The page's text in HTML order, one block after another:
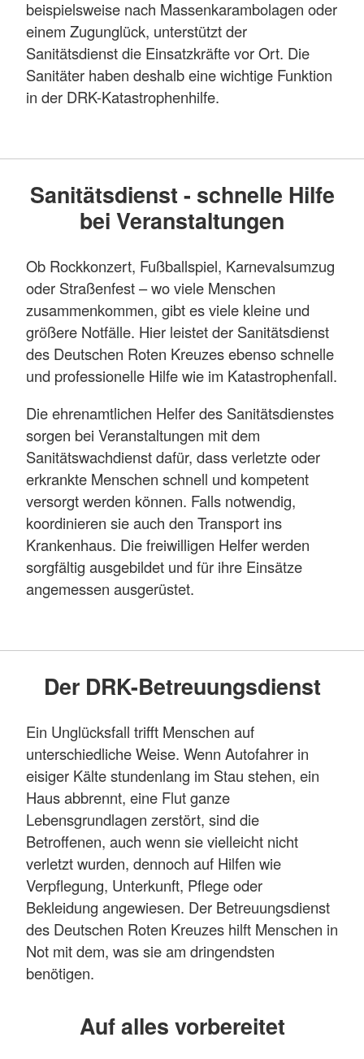
beispielsweise nach Massenkarambolagen oder
einem Zugunglück, unterstützt der
Sanitätsdienst die Einsatzkräfte vor Ort. Die
Sanitäter haben deshalb eine wichtige Funktion
in der DRK-Katastrophenhilfe.
Sanitätsdienst - schnelle Hilfe
bei Veranstaltungen
Ob Rockkonzert, Fußballspiel, Karnevalsumzug
oder Straßenfest – wo viele Menschen
zusammenkommen, gibt es viele kleine und
größere Notfälle. Hier leistet der Sanitätsdienst
des Deutschen Roten Kreuzes ebenso schnelle
und professionelle Hilfe wie im Katastrophenfall.
Die ehrenamtlichen Helfer des Sanitätsdienstes
sorgen bei Veranstaltungen mit dem
Sanitätswachdienst dafür, dass verletzte oder
erkrankte Menschen schnell und kompetent
versorgt werden können. Falls notwendig,
koordinieren sie auch den Transport ins
Krankenhaus. Die freiwilligen Helfer werden
sorgfältig ausgebildet und für ihre Einsätze
angemessen ausgerüstet.
Der DRK-Betreuungsdienst
Ein Unglücksfall trifft Menschen auf
unterschiedliche Weise. Wenn Autofahrer in
eisiger Kälte stundenlang im Stau stehen, ein
Haus abbrennt, eine Flut ganze
Lebensgrundlagen zerstört, sind die
Betroffenen, auch wenn sie vielleicht nicht
verletzt wurden, dennoch auf Hilfen wie
Verpflegung, Unterkunft, Pflege oder
Bekleidung angewiesen. Der Betreuungsdienst
des Deutschen Roten Kreuzes hilft Menschen in
Not mit dem, was sie am dringendsten
benötigen.
Auf alles vorbereitet